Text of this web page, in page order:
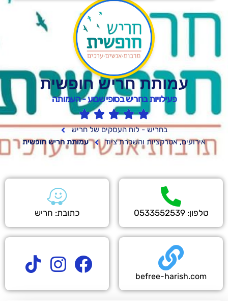
חריש חופשית
בחריש בסופי שבוע - העמותה





- לוח העסקים של חריש
והשכרת ציוד
עמותת חריש חופשית
כתובת: חריש